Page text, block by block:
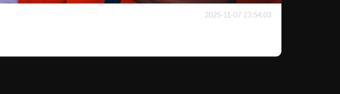
2025-11-07 23:54:03